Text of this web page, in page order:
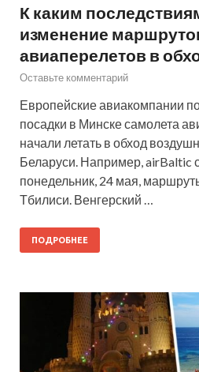
К каким
изменение
авиаперелетов в
Оставьте комментарий
Европейские авиакомпании
посадки в Минске самолета
начали летать в обход
Беларуси. Например, airBaltic
понедельник, 24 мая,
Тбилиси. Венгерский …
ПОДРОБНЕЕ